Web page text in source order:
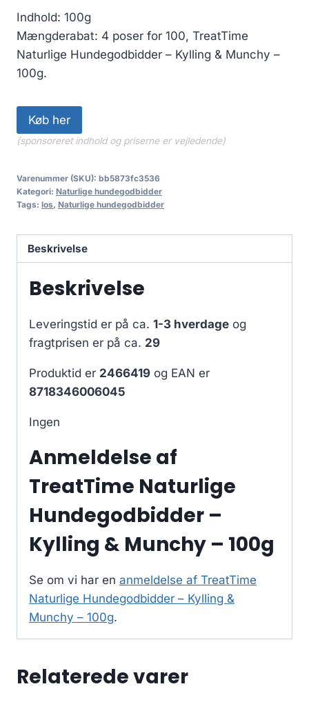
Indhold: 100g
Mængderabat: 4 poser for 100, TreatTime
Naturlige Hundegodbidder – Kylling & Munchy –
100g.
Køb her
(sponsoreret indhold og priserne er vejledende)
Varenummer (SKU): bb5873fc3536
Kategori: Naturlige hundegodbidder
Tags: los, Naturlige hundegodbidder
Beskrivelse
Beskrivelse
Leveringstid er på ca. 1-3 hverdage og
fragtprisen er på ca. 29
Produktid er 2466419 og EAN er
8718346006045
Ingen
Anmeldelse af
TreatTime Naturlige
Hundegodbidder –
Kylling & Munchy – 100g
Se om vi har en anmeldelse af TreatTime
Naturlige Hundegodbidder – Kylling &
Munchy – 100g.
Relaterede varer